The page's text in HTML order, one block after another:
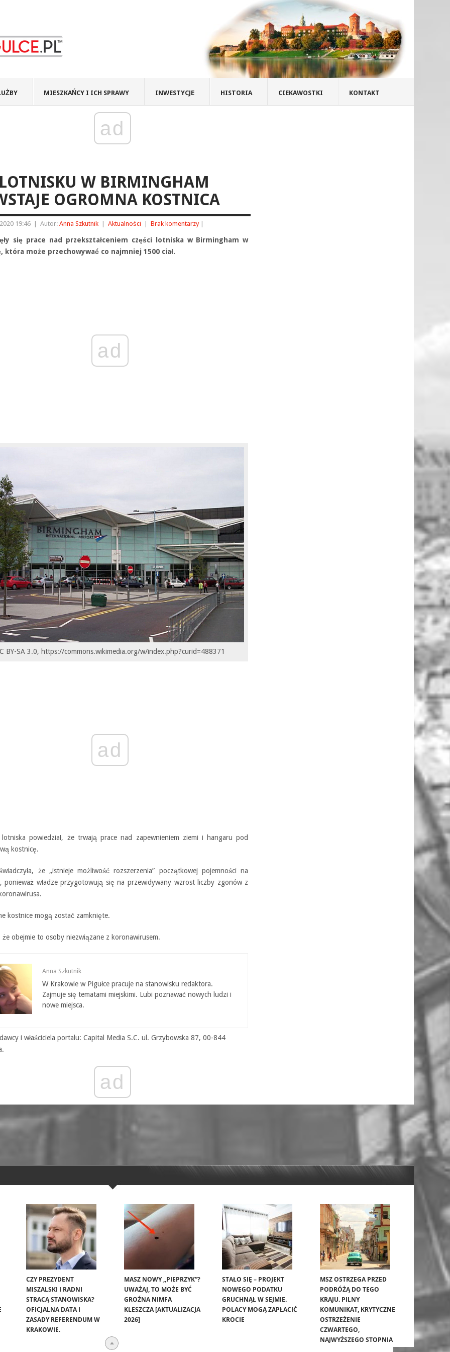
MIESZKAŃCY I ICH SPRAWY INWESTYCJE HISTORIA CIEKAWOSTKI KONTAKT
ad
W BIRMINGHAM
OGROMNA KOSTNICA
19:46 Autor: Anna Szkutnik Aktualności Brak komentarzy
się prace nad przekształceniem części lotniska w Birmingham w
która może przechowywać co najmniej 1500 ciał.
ad
BY-SA 3.0, https://commons.wikimedia.org/w/index.php?curid=488371
ad
lotniska powiedział, że trwają prace nad zapewnieniem ziemi i hangaru pod
kostnicę.
że „istnieje możliwość rozszerzenia” początkowej pojemności na
ponieważ władze przygotowują się na przewidywany wzrost liczby zgonów z
kostnice mogą zostać zamknięte.
że obejmie to osoby niezwiązane z koronawirusem.
Anna Szkutnik
W Krakowie w Pigułce pracuje na stanowisku redaktora.
Zajmuje się tematami miejskimi. Lubi poznawać nowych ludzi i
nowe miejsca.
i właściciela portalu: Capital Media S.C. ul. Grzybowska 87, 00-844
ad
CZY PREZYDENT
MISZALSKI I RADNI
STRACĄ STANOWISKA?
OFICJALNA DATA I
ZASADY REFERENDUM W
KRAKOWIE.
MASZ NOWY „PIEPRZYK”?
UWAŻAJ, TO MOŻE BYĆ
GROŹNA NIMFA
KLESZCZA [AKTUALIZACJA
2026]
STAŁO SIĘ – PROJEKT
NOWEGO PODATKU
GRUCHNĄŁ W SEJMIE.
POLACY MOGĄ ZAPŁACIĆ
KROCIE
MSZ OSTRZEGA PRZED
PODRÓŻĄ DO TEGO
KRAJU. PILNY
KOMUNIKAT, KRYTYCZNE
OSTRZEŻENIE
CZWARTEGO,
NAJWYŻSZEGO STOPNIA